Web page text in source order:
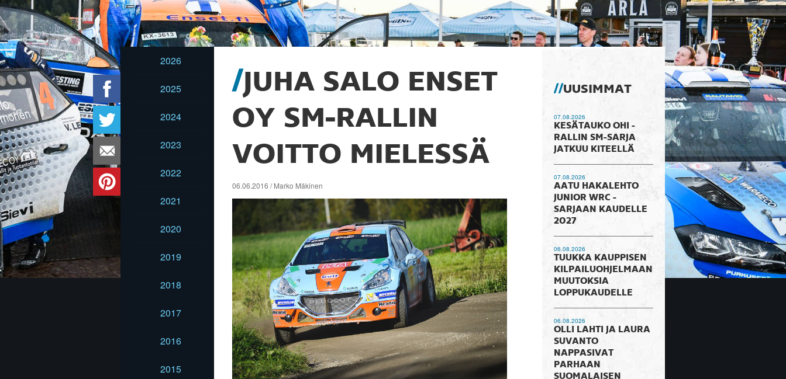
2026
2025
2024
2023
2022
2021
2020
2019
2018
2017
2016
2015
JUHA SALO ENSET
OY SM-RALLIN
VOITTO MIELESSÄ
06.06.2016 / Marko Mäkinen
UUSIMMAT
07.08.2026
KESÄTAUKO OHI -
RALLIN SM-SARJA
JATKUU KITEELLÄ
07.08.2026
AATU HAKALEHTO
JUNIOR WRC -
SARJAAN KAUDELLE
2027
06.08.2026
TUUKKA KAUPPISEN
KILPAILUOHJELMAAN
MUUTOKSIA
LOPPUKAUDELLE
06.08.2026
OLLI LAHTI JA LAURA
SUVANTO
NAPPASIVAT
PARHAAN
SUOMALAISEN